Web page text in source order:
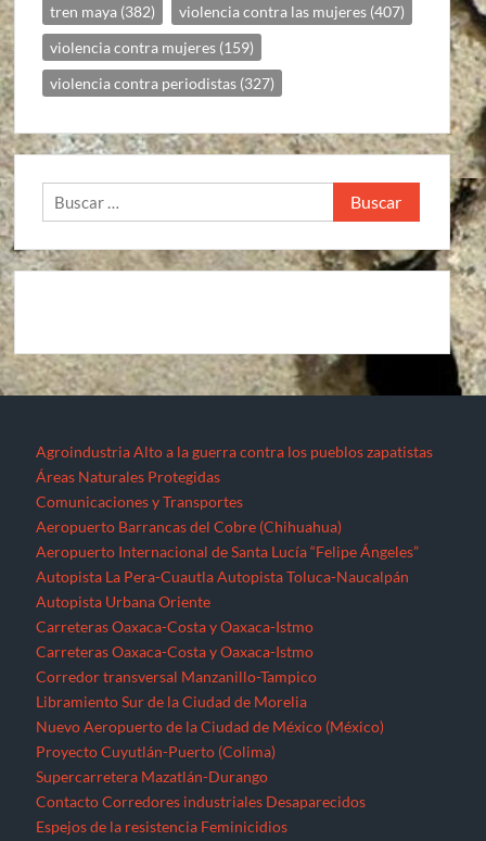
tren maya (382) violencia contra las mujeres (407)
violencia contra mujeres (159)
violencia contra periodistas (327)
Buscar:
Agroindustria Alto a la guerra contra los pueblos zapatistas
Áreas Naturales Protegidas
Comunicaciones y Transportes
Aeropuerto Barrancas del Cobre (Chihuahua)
Aeropuerto Internacional de Santa Lucía “Felipe Ángeles”
Autopista La Pera-Cuautla Autopista Toluca-Naucalpán
Autopista Urbana Oriente
Carreteras Oaxaca-Costa y Oaxaca-Istmo
Carreteras Oaxaca-Costa y Oaxaca-Istmo
Corredor transversal Manzanillo-Tampico
Libramiento Sur de la Ciudad de Morelia
Nuevo Aeropuerto de la Ciudad de México (México)
Proyecto Cuyutlán-Puerto (Colima)
Supercarretera Mazatlán-Durango
Contacto Corredores industriales Desaparecidos
Espejos de la resistencia Feminicidios